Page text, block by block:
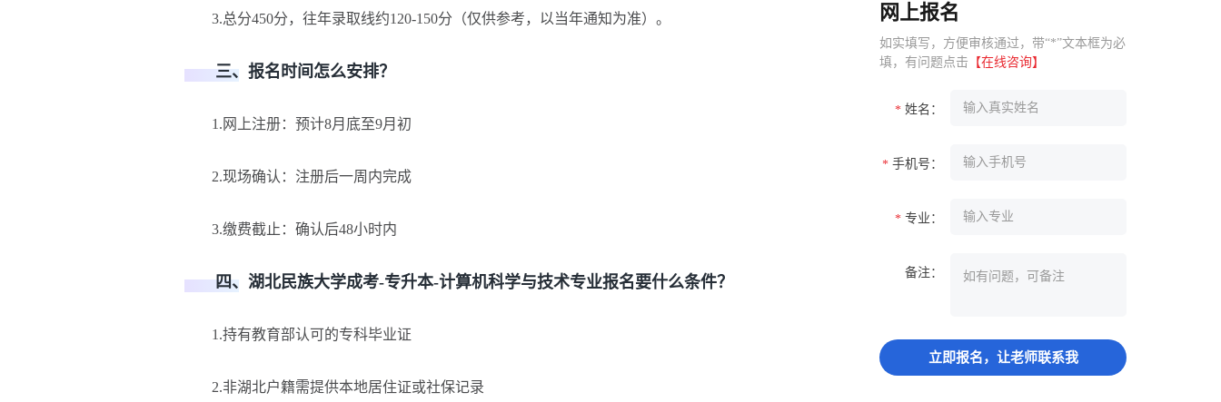
3.总分450分，往年录取线约120-150分（仅供参考，以当年通知为准）。
三、报名时间怎么安排？
1.网上注册：预计8月底至9月初
2.现场确认：注册后一周内完成
3.缴费截止：确认后48小时内
四、湖北民族大学成考-专升本-计算机科学与技术专业报名要什么条件？
1.持有教育部认可的专科毕业证
2.非湖北户籍需提供本地居住证或社保记录
网上报名
如实填写，方便审核通过，带“*”文本框为必
填，有问题点击 【在线咨询】
* 姓名：
* 手机号：
* 专业：
备注：